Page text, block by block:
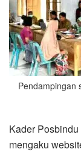
Pendampingan
Kader
mengaku